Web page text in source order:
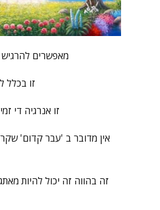
מאפשרים
זו בכלל
זו אנרגיה די
אין מדובר ב 'עבר קדום'
זה בהווה זה יכול להיות